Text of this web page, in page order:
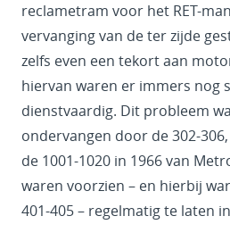
reclametram voor het RET-
vervanging van de ter zijde
zelfs even een tekort aan
hiervan waren er immers nog
dienstvaardig. Dit probleem
ondervangen door de 302-
de 1001-1020 in 1966 van
waren voorzien – en hierbij
401-405 – regelmatig te laten